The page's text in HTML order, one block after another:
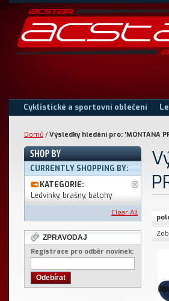
Cyklistické a sportovní oblečení
Domů / Výsledky hledání pro: 'MONTANA
CURRENTLY SHOPPING BY:
KATEGORIE:
Ledvinky, brašny, batohy
Clear All
ZPRAVODAJ
Registrace pro odběr novinek:
Odebírat